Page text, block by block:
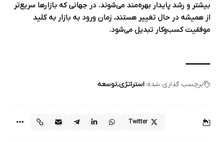
بیشتر و رشد پایدار بهره‌مند می‌شوند. در جهانی که بازارها سریع‌تر
از همیشه در حال تغییر هستند، زمان ورود به بازار به کلید
موفقیت کسب‌وکار تبدیل می‌شود.
برچسب گذاری شده: استراتژی توسعه
Twitter